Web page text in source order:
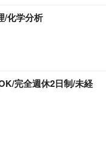
/化学分析
完全週休2日制/未経